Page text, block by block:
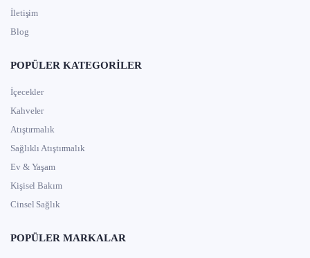
İletişim
Blog
POPÜLER KATEGORILER
İçecekler
Kahveler
Atıştırmalık
Sağlıklı Atıştırmalık
Ev & Yaşam
Kişisel Bakım
Cinsel Sağlık
POPÜLER MARKALAR